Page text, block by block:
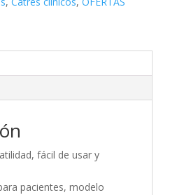
fácil de usar y
pacientes, modelo